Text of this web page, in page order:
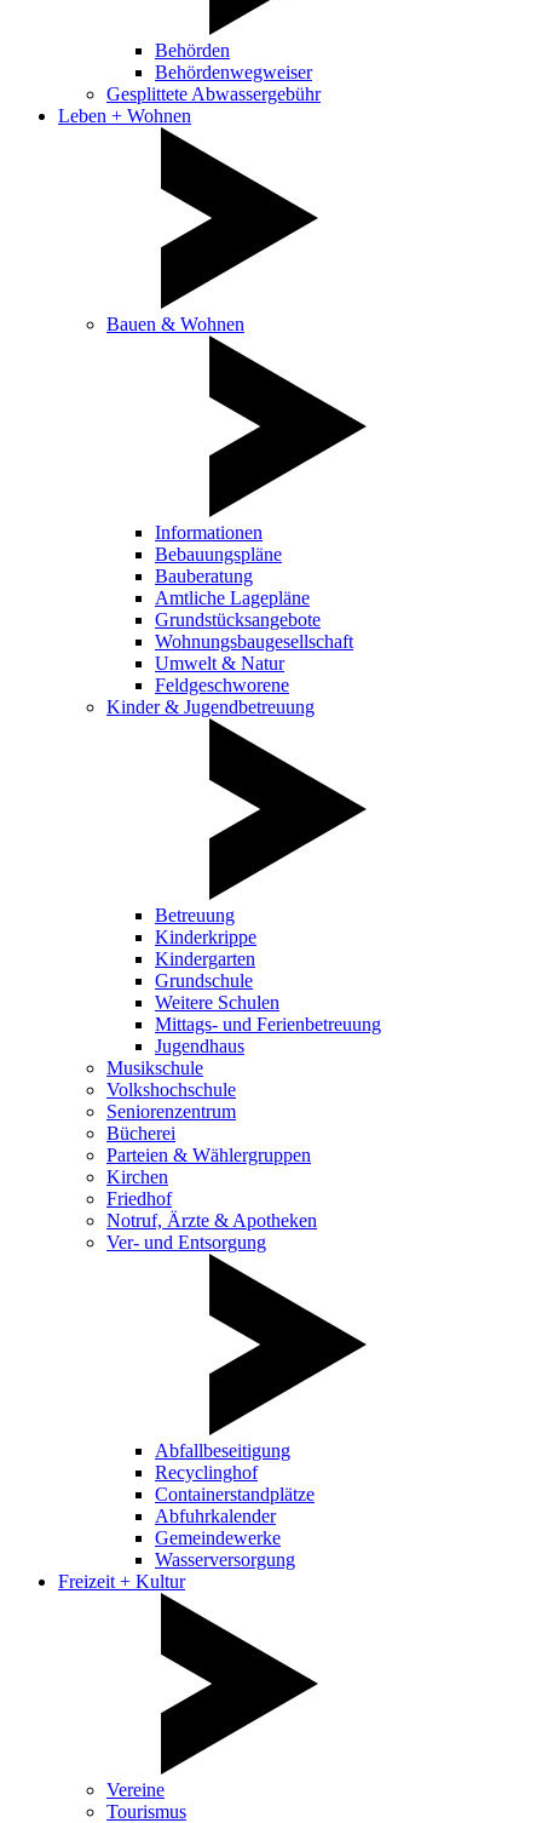
Behörden
Behördenwegweiser
Gesplittete Abwassergebühr
Leben + Wohnen
Bauen & Wohnen
Informationen
Bebauungspläne
Bauberatung
Amtliche Lagepläne
Grundstücksangebote
Wohnungsbaugesellschaft
Umwelt & Natur
Feldgeschworene
Kinder & Jugendbetreuung
Betreuung
Kinderkrippe
Kindergarten
Grundschule
Weitere Schulen
Mittags- und Ferienbetreuung
Jugendhaus
Musikschule
Volkshochschule
Seniorenzentrum
Bücherei
Parteien & Wählergruppen
Kirchen
Friedhof
Notruf, Ärzte & Apotheken
Ver- und Entsorgung
Abfallbeseitigung
Recyclinghof
Containerstandplätze
Abfuhrkalender
Gemeindewerke
Wasserversorgung
Freizeit + Kultur
Vereine
Tourismus